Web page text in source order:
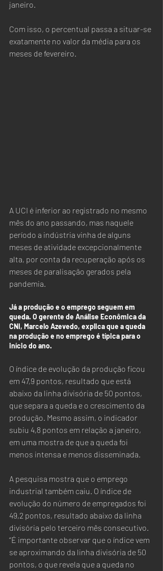
janeiro.
Com isso, o percentual passa a situar-se
exatamente no valor da média para os
meses de fevereiro.
A UCI é inferior ao registrado no mesmo
mês do ano passando, mas naquele
período a indústria vinha de alguns
meses de atividade excepcionalmente
alta, por conta da recuperação após os
meses de paralisação gerados pela
pandemia.
Já a produção e o emprego seguem em
queda. O gerente de Análise Econômica da
CNI, Marcelo Azevedo, explica que a queda
na produção e no emprego é típica para o
início do ano.
O índice de evolução da produção ficou
em 47,9 pontos, resultado que está
abaixo da linha divisória de 50 pontos,
que separa a queda e o crescimento da
produção. Mesmo assim, o indicador
subiu 4,8 pontos em relação a janeiro,
em uma mostra de que a queda foi
menos intensa e menos disseminada.
A pesquisa mostra que o emprego
industrial também caiu. O índice de
evolução do número de empregados foi
49,2 pontos, resultado abaixo da linha
divisória pelo terceiro mês consecutivo.
“É importante observar que o índice vem
se aproximando da linha divisória de 50
pontos, o que revela que a queda no